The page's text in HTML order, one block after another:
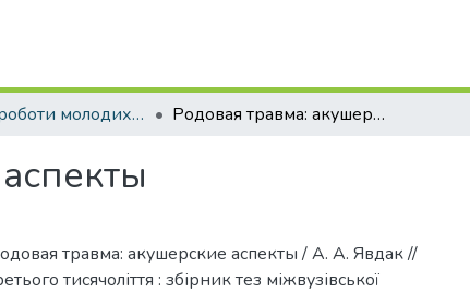
Наукові роботи молодих дослідників. Кафедра акушерства та гінекології № 1 Родовая травма: акушерские аспекты
травма: акушерские аспекты / А. А. Явдак //
тисячоліття : збірник тез міжвузівської